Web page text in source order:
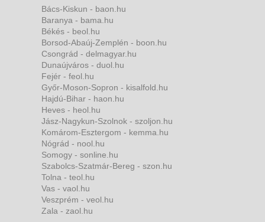
Bács-Kiskun - baon.hu
Baranya - bama.hu
Békés - beol.hu
Borsod-Abaúj-Zemplén - boon.hu
Csongrád - delmagyar.hu
Dunaújváros - duol.hu
Fejér - feol.hu
Győr-Moson-Sopron - kisalfold.hu
Hajdú-Bihar - haon.hu
Heves - heol.hu
Jász-Nagykun-Szolnok - szoljon.hu
Komárom-Esztergom - kemma.hu
Nógrád - nool.hu
Somogy - sonline.hu
Szabolcs-Szatmár-Bereg - szon.hu
Tolna - teol.hu
Vas - vaol.hu
Veszprém - veol.hu
Zala - zaol.hu